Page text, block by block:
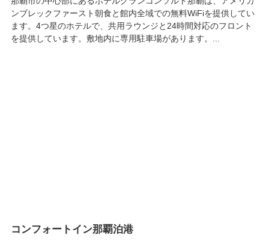
ンブレックファースト朝食と館内全域での無料WiFiを提供してい
ます。4つ星のホテルで、共用ラウンジと24時間対応のフロント
を提供しています。敷地内に専用駐車場があります。...
コンフォートイン那覇泊港